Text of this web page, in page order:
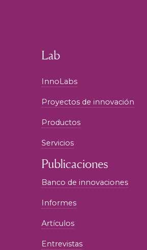
Lab
InnoLabs
Proyectos de innovación
Productos
Servicios
Publicaciones
Banco de innovaciones
Informes
Artículos
Entrevistas